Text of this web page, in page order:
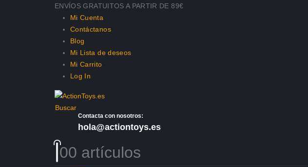
ENVÍOS GRATUITOS A PARTIR DE 89€
Mi Cuenta
Contáctanos
Blog
Mi Lista de deseos
Mi Carrito
Log In
Buscar
Contacta con nosotros:
hola@actiontoys.es
00 artículos